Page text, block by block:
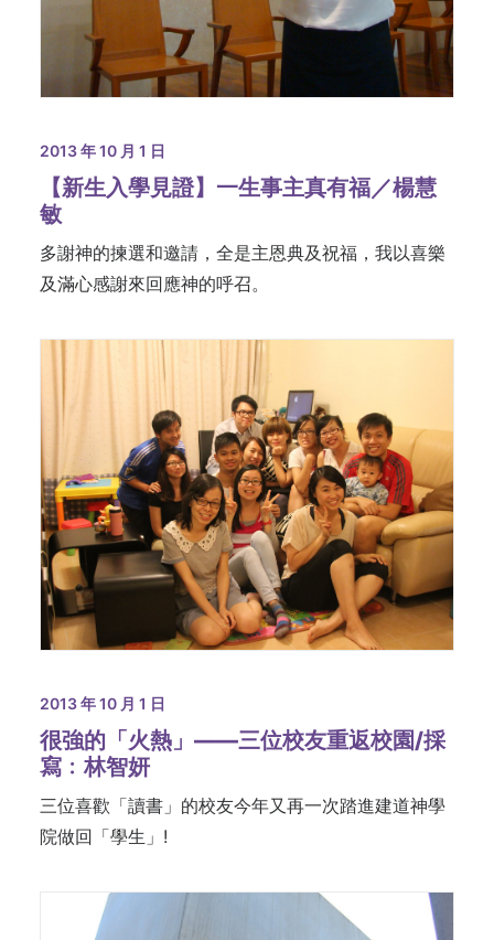
2013 年 10 月 1 日
【新生入學見證】一生事主真有福／楊慧
敏
多謝神的揀選和邀請，全是主恩典及祝福，我以喜樂
及滿心感謝來回應神的呼召。
2013 年 10 月 1 日
很強的「火熱」——三位校友重返校園/採
寫﹕林智妍
三位喜歡「讀書」的校友今年又再一次踏進建道神學
院做回「學生」!